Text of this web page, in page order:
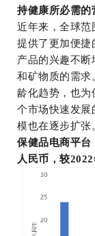
持健康所必需的
近年来，全球范
提供了更加便捷
产品的兴趣不断
和矿物质的需求
龄化趋势，也为
个市场快速发展
模也在逐步扩张
保健品电商平台
人民币，较